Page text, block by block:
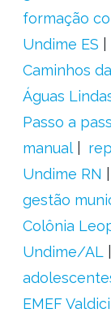
formação
Undime ES
Caminhos
Águas
Passo a
manual
Undime RN
gestão
Colônia
Undime/AL
EMEF